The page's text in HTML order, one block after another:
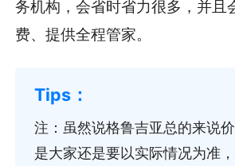
务机构，会省时省力很多，并且
费、提供全程管家。
注：虽然说格鲁吉亚总的来说
是大家还是要以实际情况为准